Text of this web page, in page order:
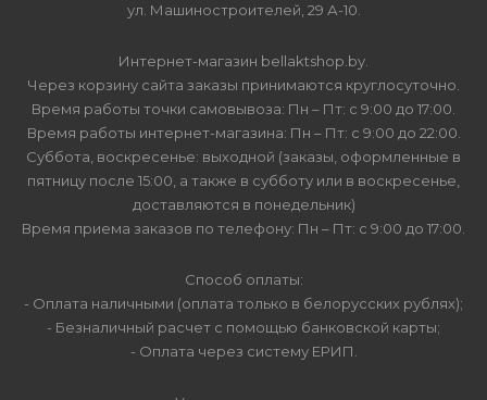
ул. Машиностроителей, 29 А-10.
Интернет-магазин bellaktshop.by.
Через корзину сайта заказы принимаются круглосуточно.
Время работы точки самовывоза: Пн – Пт: с 9:00 до 17:00.
Время работы интернет-магазина: Пн – Пт: с 9:00 до 22:00.
Суббота, воскресенье: выходной (заказы, оформленные в
пятницу после 15:00, а также в субботу или в воскресенье,
доставляются в понедельник)
Время приема заказов по телефону: Пн – Пт: с 9:00 до 17:00.
Способ оплаты:
- Оплата наличными (оплата только в белорусских рублях);
- Безналичный расчет с помощью банковской карты;
- Оплата через систему ЕРИП.